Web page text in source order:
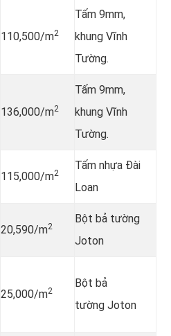
110,500/m2
Tấm 9mm,
khung Vĩnh
Tường.
136,000/m2
Tấm 9mm,
khung Vĩnh
Tường.
115,000/m2
Tấm nhựa Đài
Loan
20,590/m2
Bột bả tường
Joton
25,000/m2
Bột bả
tường Joton